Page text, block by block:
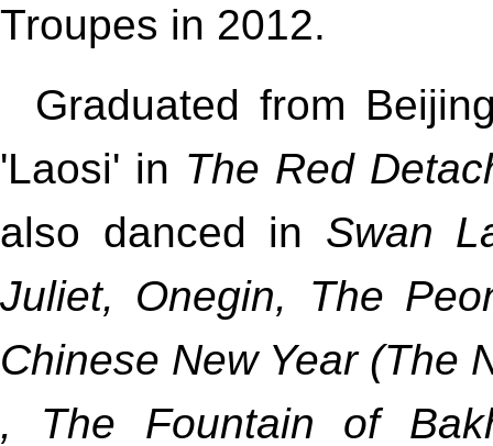
Troupes in 2012.
Graduated from
'Laosi' in The Red
also danced in Swan
Juliet, Onegin, The
Chinese New Year (The
, The Fountain of